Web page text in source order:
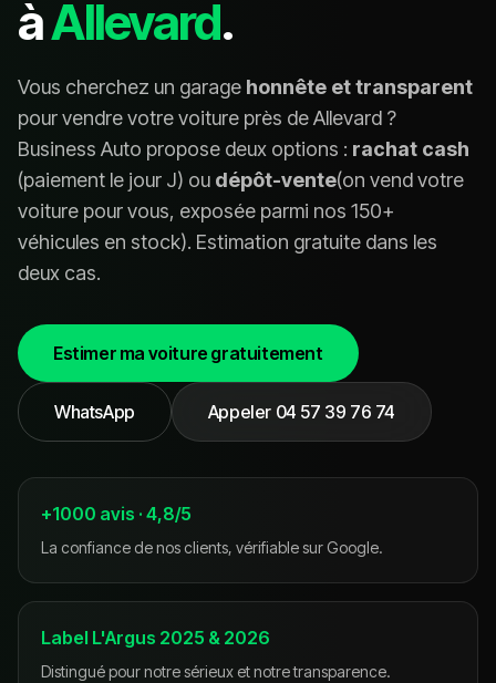
àAllevard.
Vous cherchez un garage honnête et transparent
pour vendre votre voiture près deAllevard ?
Business Auto propose deux options : rachat cash
(paiement le jour J) ou dépôt-vente(on vend votre
voiture pour vous, exposée parmi nos 150+
véhicules en stock). Estimation gratuite dans les
deux cas.
Estimer ma voiture gratuitement
WhatsApp Appeler 04 57 39 76 74
+1000 avis · 4,8/5
La confiance de nos clients, vérifiable sur Google.
Label L'Argus 2025 & 2026
Distingué pour notre sérieux et notre transparence.